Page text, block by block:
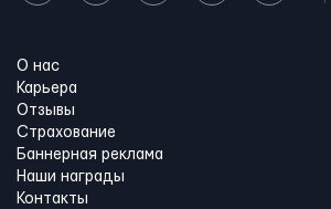
О нас
Карьера
Отзывы
Страхование
Баннерная реклама
Наши награды
Контакты